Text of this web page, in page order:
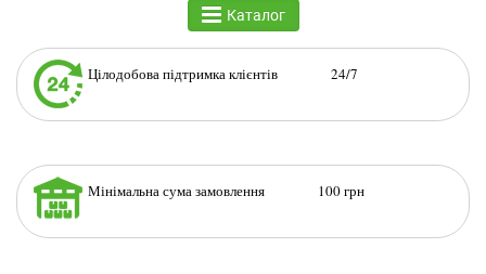
Каталог
Цілодобова підтримка клієнтів 24/7
Мінімальна сума замовлення 100 грн